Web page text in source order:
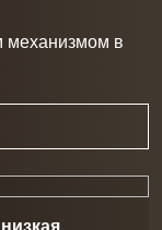
механизмом в